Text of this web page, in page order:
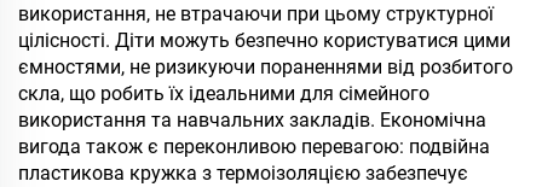
використання, не втрачаючи при цьому структурної
цілісності. Діти можуть безпечно користуватися цими
ємностями, не ризикуючи пораненнями від розбитого
скла, що робить їх ідеальними для сімейного
використання та навчальних закладів. Економічна
вигода також є переконливою перевагою: подвійна
пластикова кружка з термоізоляцією забезпечує